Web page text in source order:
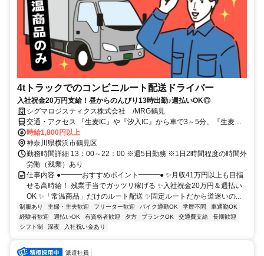
4tトラックでのコンビニルート配送ドライバー
入社祝金20万円支給！昼からのんびり13時出勤♪週払いOK◎
シグマロジスティクス株式会社 /MRG鶴見
交通・アクセス 『生麦IC』や『汐入IC』から車で3～5分、『生麦
駅』から車で5分 ◎車・バイク通勤OK（無料駐車場完備）
時給1,800円以上
神奈川県横浜市鶴見区
勤務時間詳細 13：00～22：00 ※週5日勤務 ※1日2時間程度の時間外
労働（残業）あり
仕事内容 ●━━━おすすめポイント━━━● ✨月収41万円以上も目指
せる高時給！ 残業手当でガッツリ稼げる ✨入社祝金20万円＆週払い
OK ✨「常温商品」だけのルート配送 ✨固定ルートだから道迷いの...
制服あり 主婦・主夫歓迎 フリーター歓迎 バイク通勤OK 学歴不問
車通勤OK
経験者歓迎
週払いOK 有資格者歓迎 夕方 ブランクOK 交通費支給
長期歓迎
シフト制
深夜 入社祝い金あり
派遣社員